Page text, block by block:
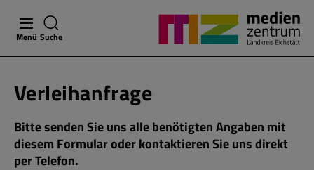
Menü Suche
Verleihanfrage
Bitte senden Sie uns alle benötigten Angaben mit
diesem Formular oder kontaktieren Sie uns direkt
per Telefon.